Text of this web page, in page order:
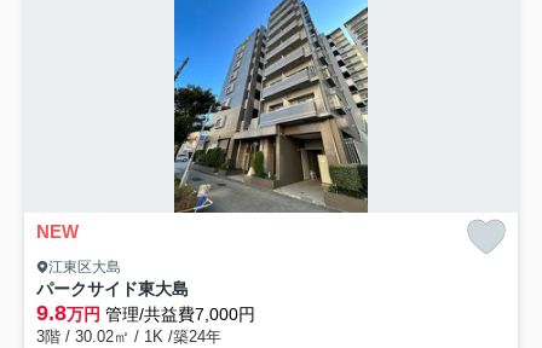
NEW
江東区大島
パークサイド東大島
9.8万円 管理/共益費7,000円
3階 / 30.02㎡ / 1K /築24年